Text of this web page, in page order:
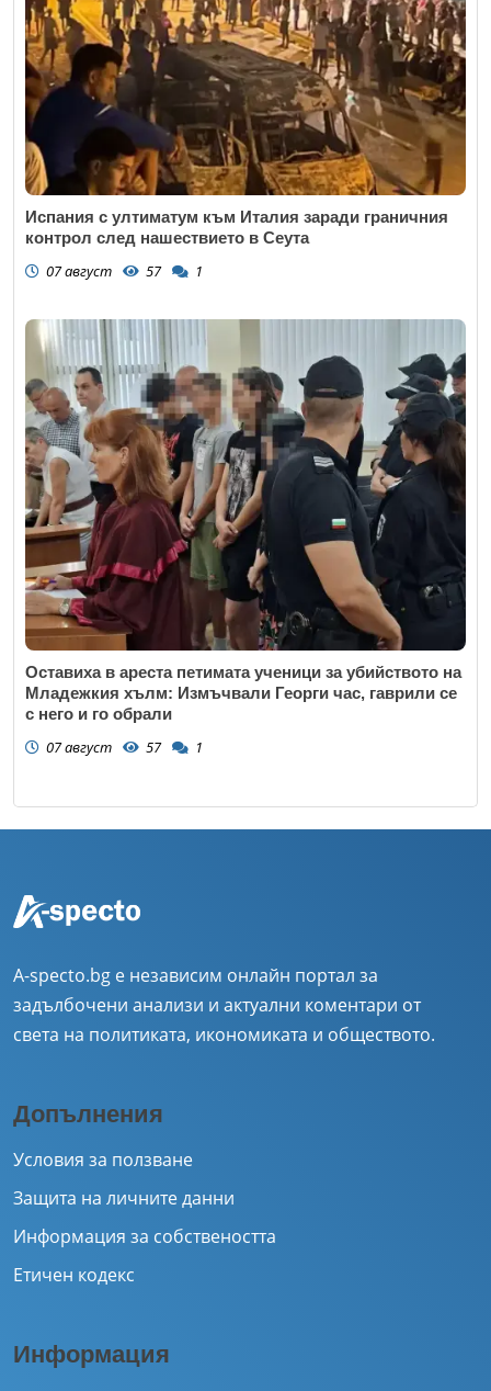
Испания с ултиматум към Италия заради граничния
контрол след нашествието в Сеута
07 август 57 1
Оставиха в ареста петимата ученици за убийството на
Младежкия хълм: Измъчвали Георги час, гаврили се
с него и го обрали
07 август 57 1
A-specto.bg е независим онлайн портал за
задълбочени анализи и актуални коментари от
света на политиката, икономиката и обществото.
Допълнения
Условия за ползване
Защита на личните данни
Информация за собствеността
Етичен кодекс
Информация